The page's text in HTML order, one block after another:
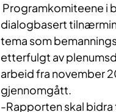
Programkomiteene i
dialogbasert
tema som
etterfulgt av
arbeid fra november
gjennomgått.
-Rapporten skal bidra